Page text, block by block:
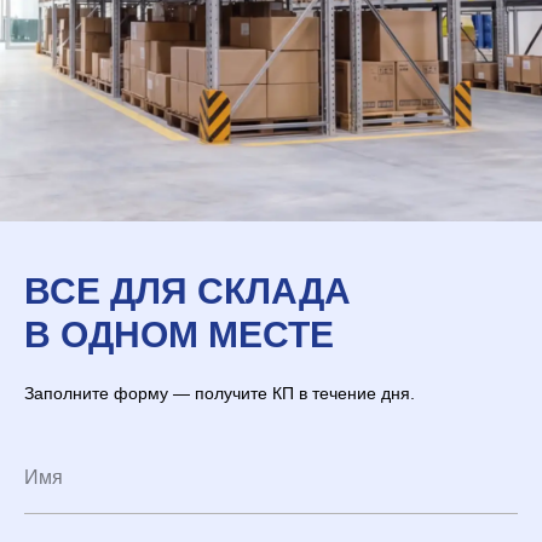
ВСЕ ДЛЯ СКЛАДА
В ОДНОМ МЕСТЕ
Заполните форму — получите КП в течение дня.